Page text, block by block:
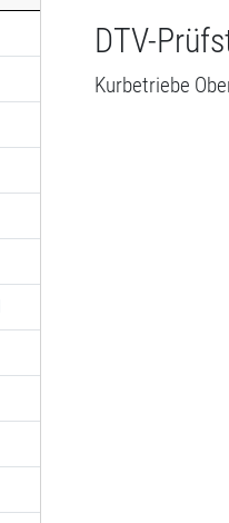
DTV-
Kurbetriebe